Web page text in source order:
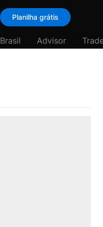
Planilha grátis
Brasil Advisor